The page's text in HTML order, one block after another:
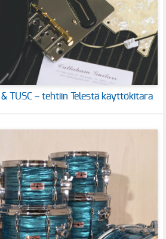
TUSC – tehtiin Telestä käyttökitara